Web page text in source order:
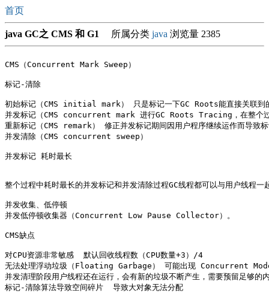
首页
java GC之 CMS 和 G1 所属分类 java 浏览量 2385
CMS（Concurrent Mark Sweep）
标记-清除
初始标记（CMS initial mark） 只是标记一下GC Roots能直接关联到
并发标记（CMS concurrent mark 进行GC Roots Tracing，在整个过
重新标记（CMS remark） 修正并发标记期间因用户程序继续运作而导致
并发清除（CMS concurrent sweep）
并发标记 耗时最长
整个过程中耗时最长的并发标记和并发清除过程GC线程都可以与用户线程一
并发收集、低停顿
并发低停顿收集器（Concurrent Low Pause Collector）。
CMS缺点
对CPU资源非常敏感  默认回收线程数（CPU数量+3）/4
无法处理浮动垃圾（Floating Garbage） 可能出现 Concurrent
并发清理阶段用户线程还在运行，会有新的垃圾不断产生，需要预留足够的
标记-清除算法导致空间碎片  导致大对象无法分配